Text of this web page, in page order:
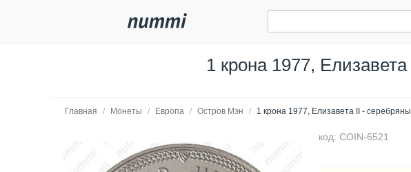
1 крона 1977,
Главная / Монеты / Европа / Остров Мэн / 1 крона 1977, Елизавета II -
код: COIN-6521